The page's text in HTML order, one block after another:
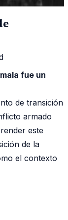
fue un
de transición
armado
este
de la
el contexto